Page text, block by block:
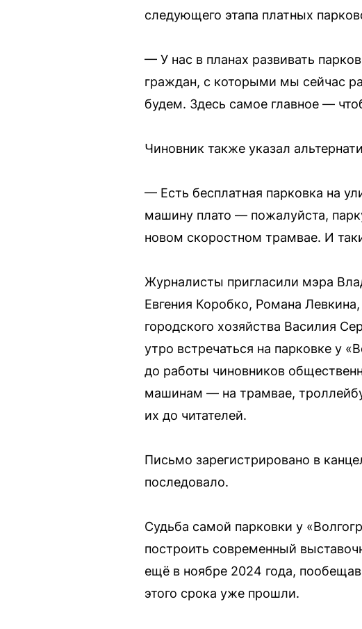
следующего этапа платных
— У нас в планах развивать
граждан, с которыми мы сейчас
будем. Здесь самое главное —
Чиновник также указал
— Есть бесплатная парковка на
машину плато — пожалуйста,
новом скоростном трамвае. И
Журналисты пригласили мэра
Евгения Коробко, Романа
городского хозяйства Василия
утро встречаться на парковке у
до работы чиновников
машинам — на трамвае,
их до читателей.
Письмо зарегистрировано в
последовало.
Судьба самой парковки у
построить современный
ещё в ноябре 2024 года,
этого срока уже прошли.